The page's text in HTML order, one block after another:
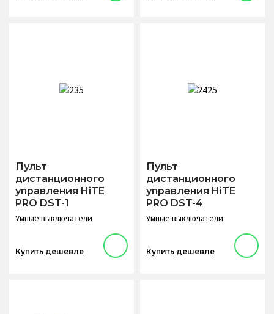
Пульт
дистанционного
управления HiTE
PRO DST-1
Умные выключатели
Купить дешевле
Пульт
дистанционного
управления HiTE
PRO DST-4
Умные выключатели
Купить дешевле